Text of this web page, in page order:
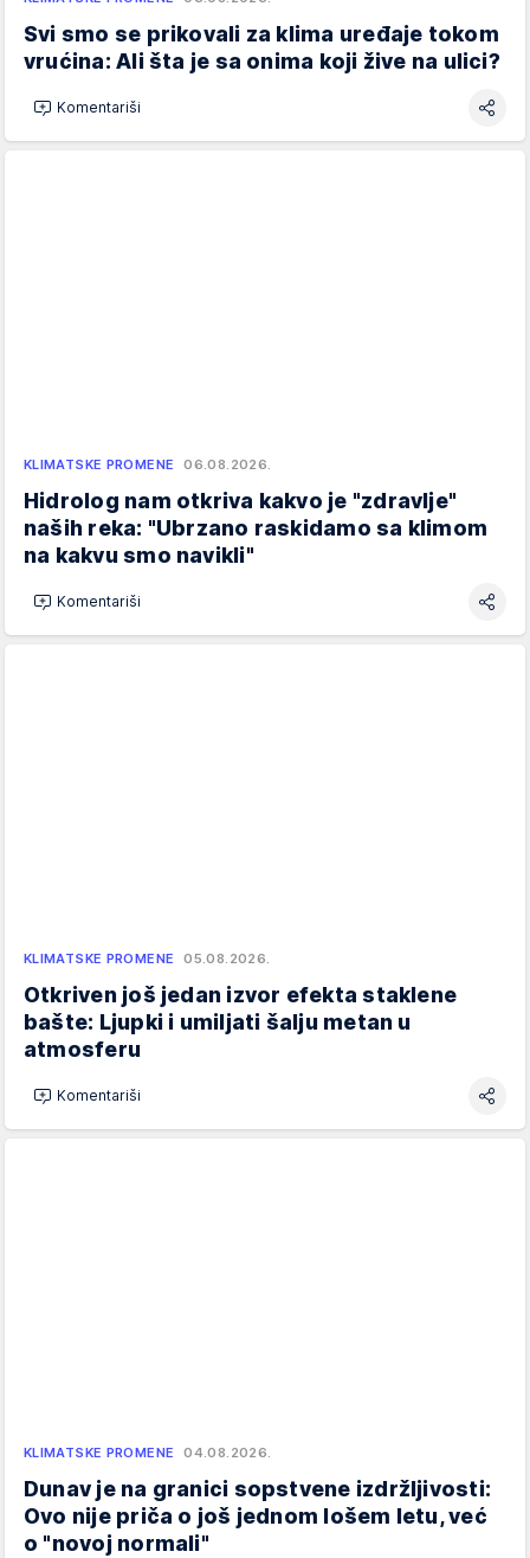
Svi smo se prikovali za klima uređaje tokom
vrućina: Ali šta je sa onima koji žive na ulici?
Komentariši
KLIMATSKE PROMENE 06.08.2026.
Hidrolog nam otkriva kakvo je "zdravlje"
naših reka: "Ubrzano raskidamo sa klimom
na kakvu smo navikli"
Komentariši
KLIMATSKE PROMENE 05.08.2026.
Otkriven još jedan izvor efekta staklene
bašte: Ljupki i umiljati šalju metan u
atmosferu
Komentariši
KLIMATSKE PROMENE 04.08.2026.
Dunav je na granici sopstvene izdržljivosti:
Ovo nije priča o još jednom lošem letu, već
o "novoj normali"